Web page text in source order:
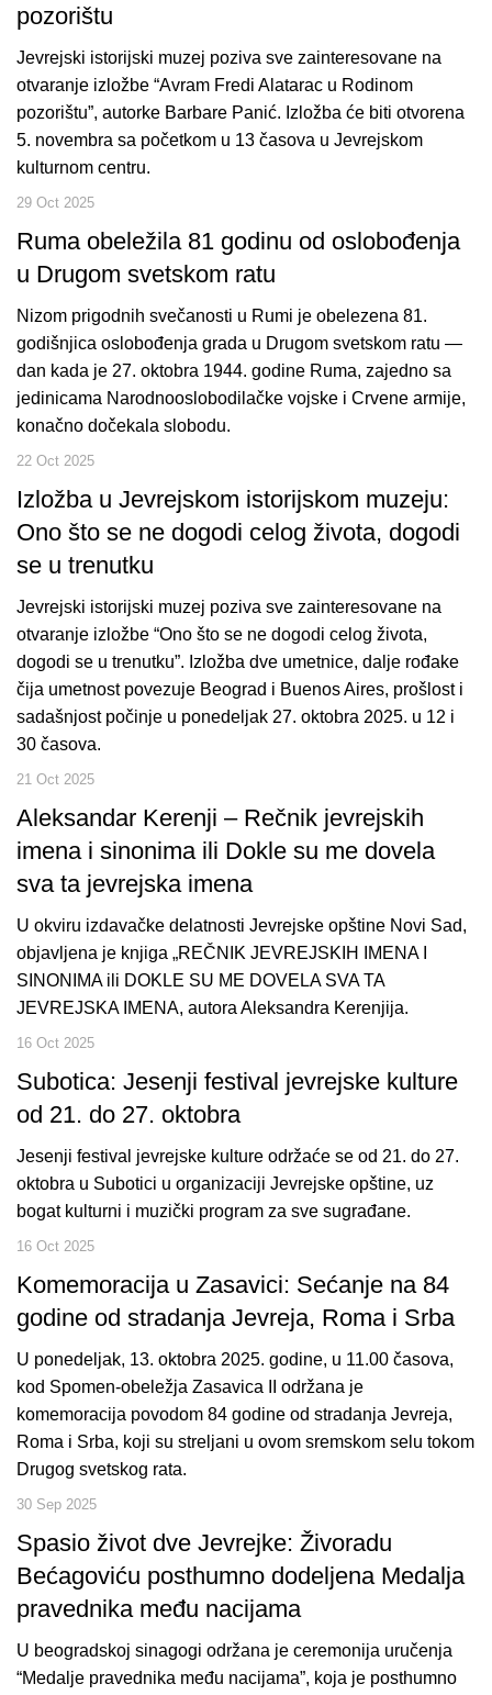
pozorištu
Jevrejski istorijski muzej poziva sve zainteresovane na
otvaranje izložbe “Avram Fredi Alatarac u Rodinom
pozorištu”, autorke Barbare Panić. Izložba će biti otvorena
5. novembra sa početkom u 13 časova u Jevrejskom
kulturnom centru.
29 Oct 2025
Ruma obeležila 81 godinu od oslobođenja
u Drugom svetskom ratu
Nizom prigodnih svečanosti u Rumi je obelezena 81.
godišnjica oslobođenja grada u Drugom svetskom ratu —
dan kada je 27. oktobra 1944. godine Ruma, zajedno sa
jedinicama Narodnooslobodilačke vojske i Crvene armije,
konačno dočekala slobodu.
22 Oct 2025
Izložba u Jevrejskom istorijskom muzeju:
Ono što se ne dogodi celog života, dogodi
se u trenutku
Jevrejski istorijski muzej poziva sve zainteresovane na
otvaranje izložbe “Ono što se ne dogodi celog života,
dogodi se u trenutku”. Izložba dve umetnice, dalje rođake
čija umetnost povezuje Beograd i Buenos Aires, prošlost i
sadašnjost počinje u ponedeljak 27. oktobra 2025. u 12 i
30 časova.
21 Oct 2025
Aleksandar Kerenji – Rečnik jevrejskih
imena i sinonima ili Dokle su me dovela
sva ta jevrejska imena
U okviru izdavačke delatnosti Jevrejske opštine Novi Sad,
objavljena je knjiga „REČNIK JEVREJSKIH IMENA I
SINONIMA ili DOKLE SU ME DOVELA SVA TA
JEVREJSKA IMENA, autora Aleksandra Kerenjija.
16 Oct 2025
Subotica: Jesenji festival jevrejske kulture
od 21. do 27. oktobra
Jesenji festival jevrejske kulture održaće se od 21. do 27.
oktobra u Subotici u organizaciji Jevrejske opštine, uz
bogat kulturni i muzički program za sve sugrađane.
16 Oct 2025
Komemoracija u Zasavici: Sećanje na 84
godine od stradanja Jevreja, Roma i Srba
U ponedeljak, 13. oktobra 2025. godine, u 11.00 časova,
kod Spomen-obeležja Zasavica II održana je
komemoracija povodom 84 godine od stradanja Jevreja,
Roma i Srba, koji su streljani u ovom sremskom selu tokom
Drugog svetskog rata.
30 Sep 2025
Spasio život dve Jevrejke: Živoradu
Bećagoviću posthumno dodeljena Medalja
pravednika među nacijama
U beogradskoj sinagogi održana je ceremonija uručenja
“Medalje pravednika među nacijama”, koja je posthumno